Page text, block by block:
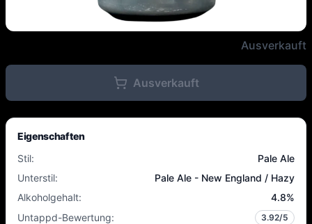
Verdant - 300 Laps of YourAusverkauft
Ausverkauft
Eigenschaften
Stil:
Pale Ale
Unterstil:
Pale Ale - New England / Hazy
Alkoholgehalt: 4.8%
Untappd-Bewertung: 3.92/5